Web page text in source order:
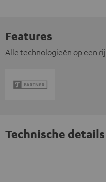
Features
Alle technologieën op een rij
Technische details